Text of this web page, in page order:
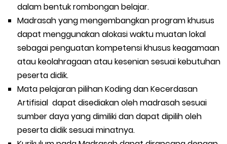
dalam bentuk rombongan belajar.
Madrasah yang mengembangkan program khusus
dapat menggunakan alokasi waktu muatan lokal
sebagai penguatan kompetensi khusus keagamaan
atau keolahragaan atau kesenian sesuai kebutuhan
peserta didik.
Mata pelajaran pilihan Koding dan Kecerdasan
Artifisial dapat disediakan oleh madrasah sesuai
sumber daya yang dimiliki dan dapat dipilih oleh
peserta didik sesuai minatnya.